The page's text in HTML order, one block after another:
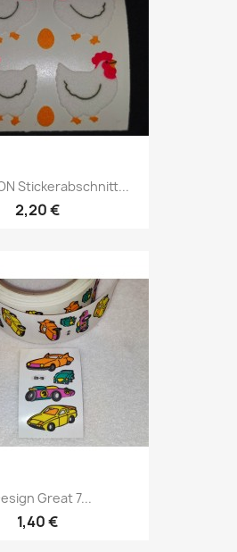
Stickerabschnitt...
2,20 €
Great 7...
1,40 €